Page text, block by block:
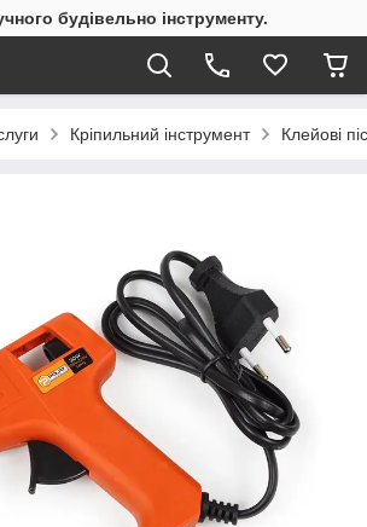
будівельно інструменту.
Кріпильний інструмент Клейові